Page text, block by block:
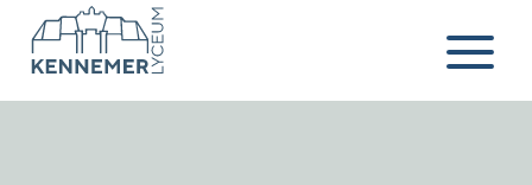
Ga naar de inhoud
Menu